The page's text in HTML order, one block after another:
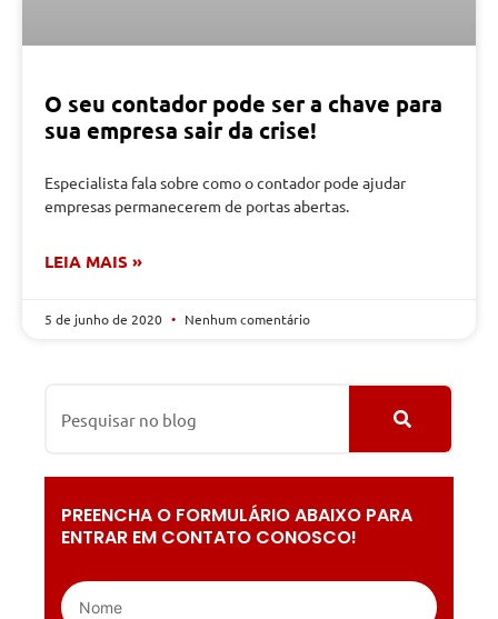
O seu contador pode ser a chave para
sua empresa sair da crise!
Especialista fala sobre como o contador pode ajudar
empresas permanecerem de portas abertas.
LEIA MAIS »
5 de junho de 2020 Nenhum comentário
PREENCHA O FORMULÁRIO ABAIXO PARA
ENTRAR EM CONTATO CONOSCO!